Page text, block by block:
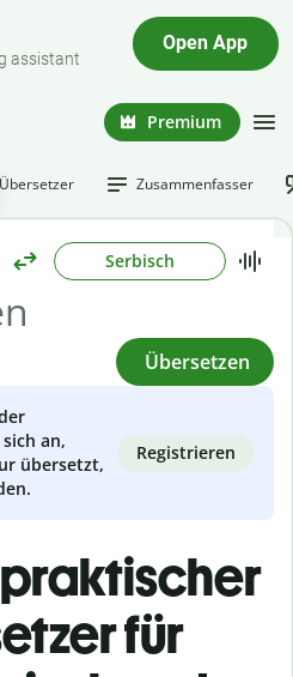
assistant
Open App
Premium
Übersetzer Zusammenfasser
Serbisch
Übersetzen
an,
übersetzt,
Registrieren
für